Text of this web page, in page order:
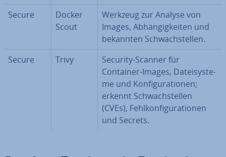
Secure
Docker
Scout
Werkzeug zur Analyse von
Images, Ab­hän­gig­kei­ten und
bekannten Schwach­stel­len.
Secure
Trivy
Security-Scanner für
Container-Images, Da­tei­sys­te­
me und Kon­fi­gu­ra­tio­nen;
erkennt Schwach­stel­len
(CVEs), Fehl­kon­fi­gu­ra­tio­nen
und Secrets.